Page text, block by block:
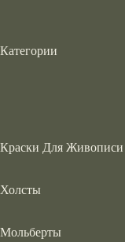
Категории
Краски Для Живописи
Холсты
Мольберты